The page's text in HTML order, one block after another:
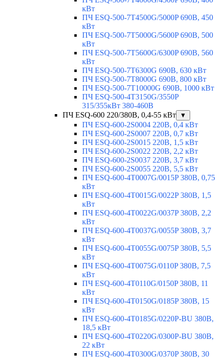
кВт
ПЧ ESQ-500-7T4500G/5000P 690В, 450
кВт
ПЧ ESQ-500-7T5000G/5600P 690В, 500
кВт
ПЧ ESQ-500-7T5600G/6300P 690В, 560
кВт
ПЧ ESQ-500-7T6300G 690В, 630 кВт
ПЧ ESQ-500-7T8000G 690В, 800 кВт
ПЧ ESQ-500-7T10000G 690В, 1000 кВт
ПЧ ESQ-500-4T3150G/3550P
315/355кВт 380-460В
ПЧ ESQ-600 220/380В, 0,4-55 кВт
▼
ПЧ ESQ-600-2S0004 220В, 0,4 кВт
ПЧ ESQ-600-2S0007 220В, 0,7 кВт
ПЧ ESQ-600-2S0015 220В, 1,5 кВт
ПЧ ESQ-600-2S0022 220В, 2,2 кВт
ПЧ ESQ-600-2S0037 220В, 3,7 кВт
ПЧ ESQ-600-2S0055 220В, 5,5 кВт
ПЧ ESQ-600-4T0007G/0015P 380В, 0,75
кВт
ПЧ ESQ-600-4T0015G/0022P 380В, 1,5
кВт
ПЧ ESQ-600-4T0022G/0037P 380В, 2,2
кВт
ПЧ ESQ-600-4T0037G/0055P 380В, 3,7
кВт
ПЧ ESQ-600-4T0055G/0075P 380В, 5,5
кВт
ПЧ ESQ-600-4T0075G/0110P 380В, 7,5
кВт
ПЧ ESQ-600-4T0110G/0150P 380В, 11
кВт
ПЧ ESQ-600-4T0150G/0185P 380В, 15
кВт
ПЧ ESQ-600-4T0185G/0220P-BU 380В,
18,5 кВт
ПЧ ESQ-600-4T0220G/0300P-BU 380В,
22 кВт
ПЧ ESQ-600-4T0300G/0370P 380В, 30